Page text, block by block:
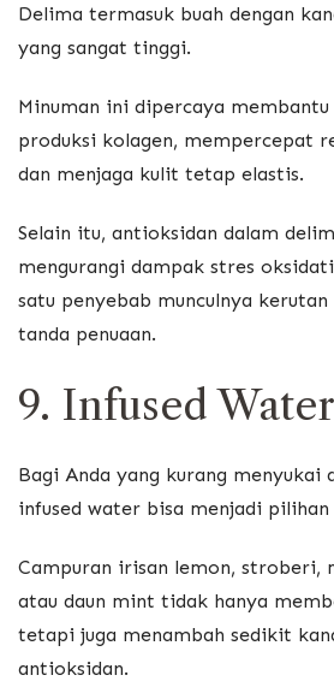
Delima termasuk buah dengan
yang sangat tinggi.
Minuman ini dipercaya
produksi kolagen, mempercepat
dan menjaga kulit tetap elastis.
Selain itu, antioksidan dalam
mengurangi dampak stres
satu penyebab munculnya kerutan
tanda penuaan.
9. Infused
Bagi Anda yang kurang menyukai
infused water bisa menjadi
Campuran irisan lemon, stroberi,
atau daun mint tidak hanya
tetapi juga menambah sedikit
antioksidan.